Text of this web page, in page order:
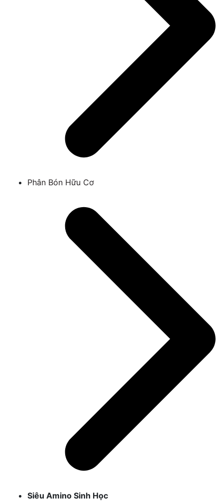
Phân Bón Hữu Cơ
Siêu Amino Sinh Học